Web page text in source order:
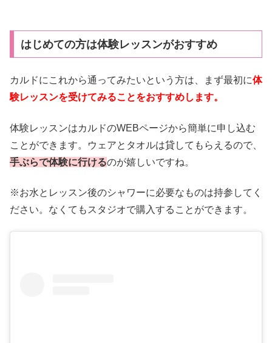
はじめての方は体験レッスンがおすすめ
カルドにこれから通ってみたいという方は、まず最初に体
験レッスンを受けてみることをおすすめします。
体験レッスンはカルドのWEBページから簡単に申し込む
ことができます。ウェアとタオルは貸してもらえるので、
手ぶらで体験に行けるのが嬉しいですね。
※お水とレッスン後のシャワーに必要なものは持参してく
ださい。なくてもスタジオで購入することができます。